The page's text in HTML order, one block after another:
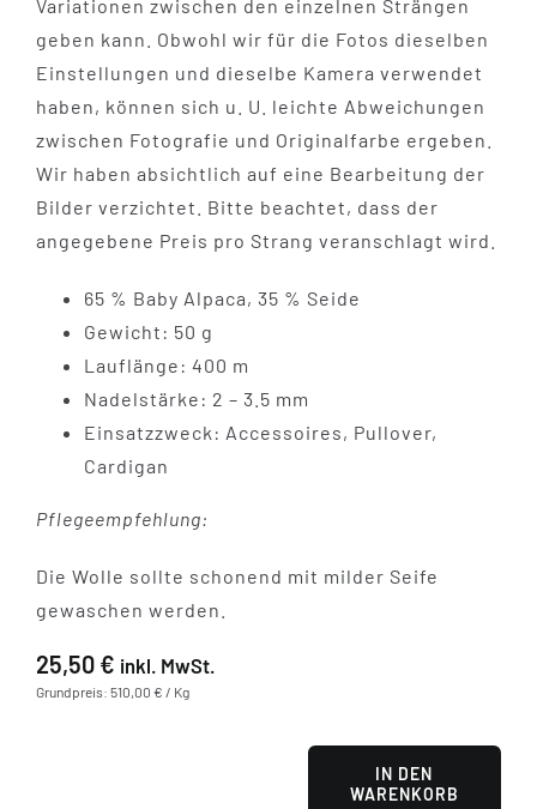
Variationen zwischen den einzelnen Strängen
geben kann. Obwohl wir für die Fotos dieselben
Einstellungen und dieselbe Kamera verwendet
haben, können sich u. U. leichte Abweichungen
zwischen Fotografie und Originalfarbe ergeben.
Wir haben absichtlich auf eine Bearbeitung der
Bilder verzichtet. Bitte beachtet, dass der
angegebene Preis pro Strang veranschlagt wird.
65 % Baby Alpaca, 35 % Seide
Gewicht: 50 g
Lauflänge: 400 m
Nadelstärke: 2 – 3.5 mm
Einsatzzweck: Accessoires, Pullover,
Cardigan
Pflegeempfehlung:
Die Wolle sollte schonend mit milder Seife
gewaschen werden.
25,50 € inkl. MwSt.
Grundpreis: 510,00 € / Kg
IN DEN
WARENKORB